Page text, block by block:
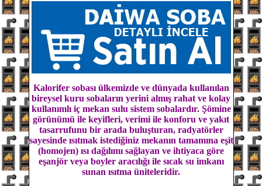
Kalorifer sobası ülkemizde ve dünyada kullanılan
bireysel kuru sobaların yerini almış rahat ve kolay
kullanımlı iç mekan sulu sistem sobalardır. Şömine
görünümü ile keyifleri, verimi ile konforu ve yakıt
tasarrufunu bir arada buluşturan, radyatörler
sayesinde ısıtmak istediğiniz mekanın tamamına eşit
(homojen) ısı dağılımı sağlayan ve ihtiyaca göre
eşanjör veya boyler aracılığı ile sıcak su imkanı
sunan ısıtma üniteleridir.